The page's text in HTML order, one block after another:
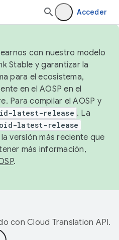
Acceder
con nuestro modelo
Stable y garantizar la
para el ecosistema,
en el AOSP en el
Para compilar el AOSP y
latest-release . La
latest-release
versión más reciente que
más información,
.
con Cloud Translation API.